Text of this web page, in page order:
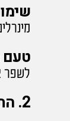
טעם
לשפר
2. התאמה אישית :